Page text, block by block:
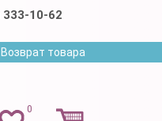
333-10-62
Возврат товара
0